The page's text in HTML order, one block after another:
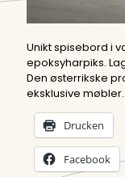
Unikt spisebord i
epoksyharpiks.
Den østerrikske
eksklusive møbler.
Drucken
Facebook